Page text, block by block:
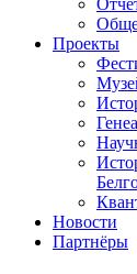
Проекты
Новости
Партнёры